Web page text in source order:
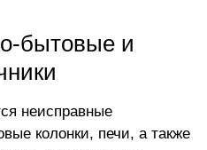
бытовые и
неисправные
колонки, печи, а также